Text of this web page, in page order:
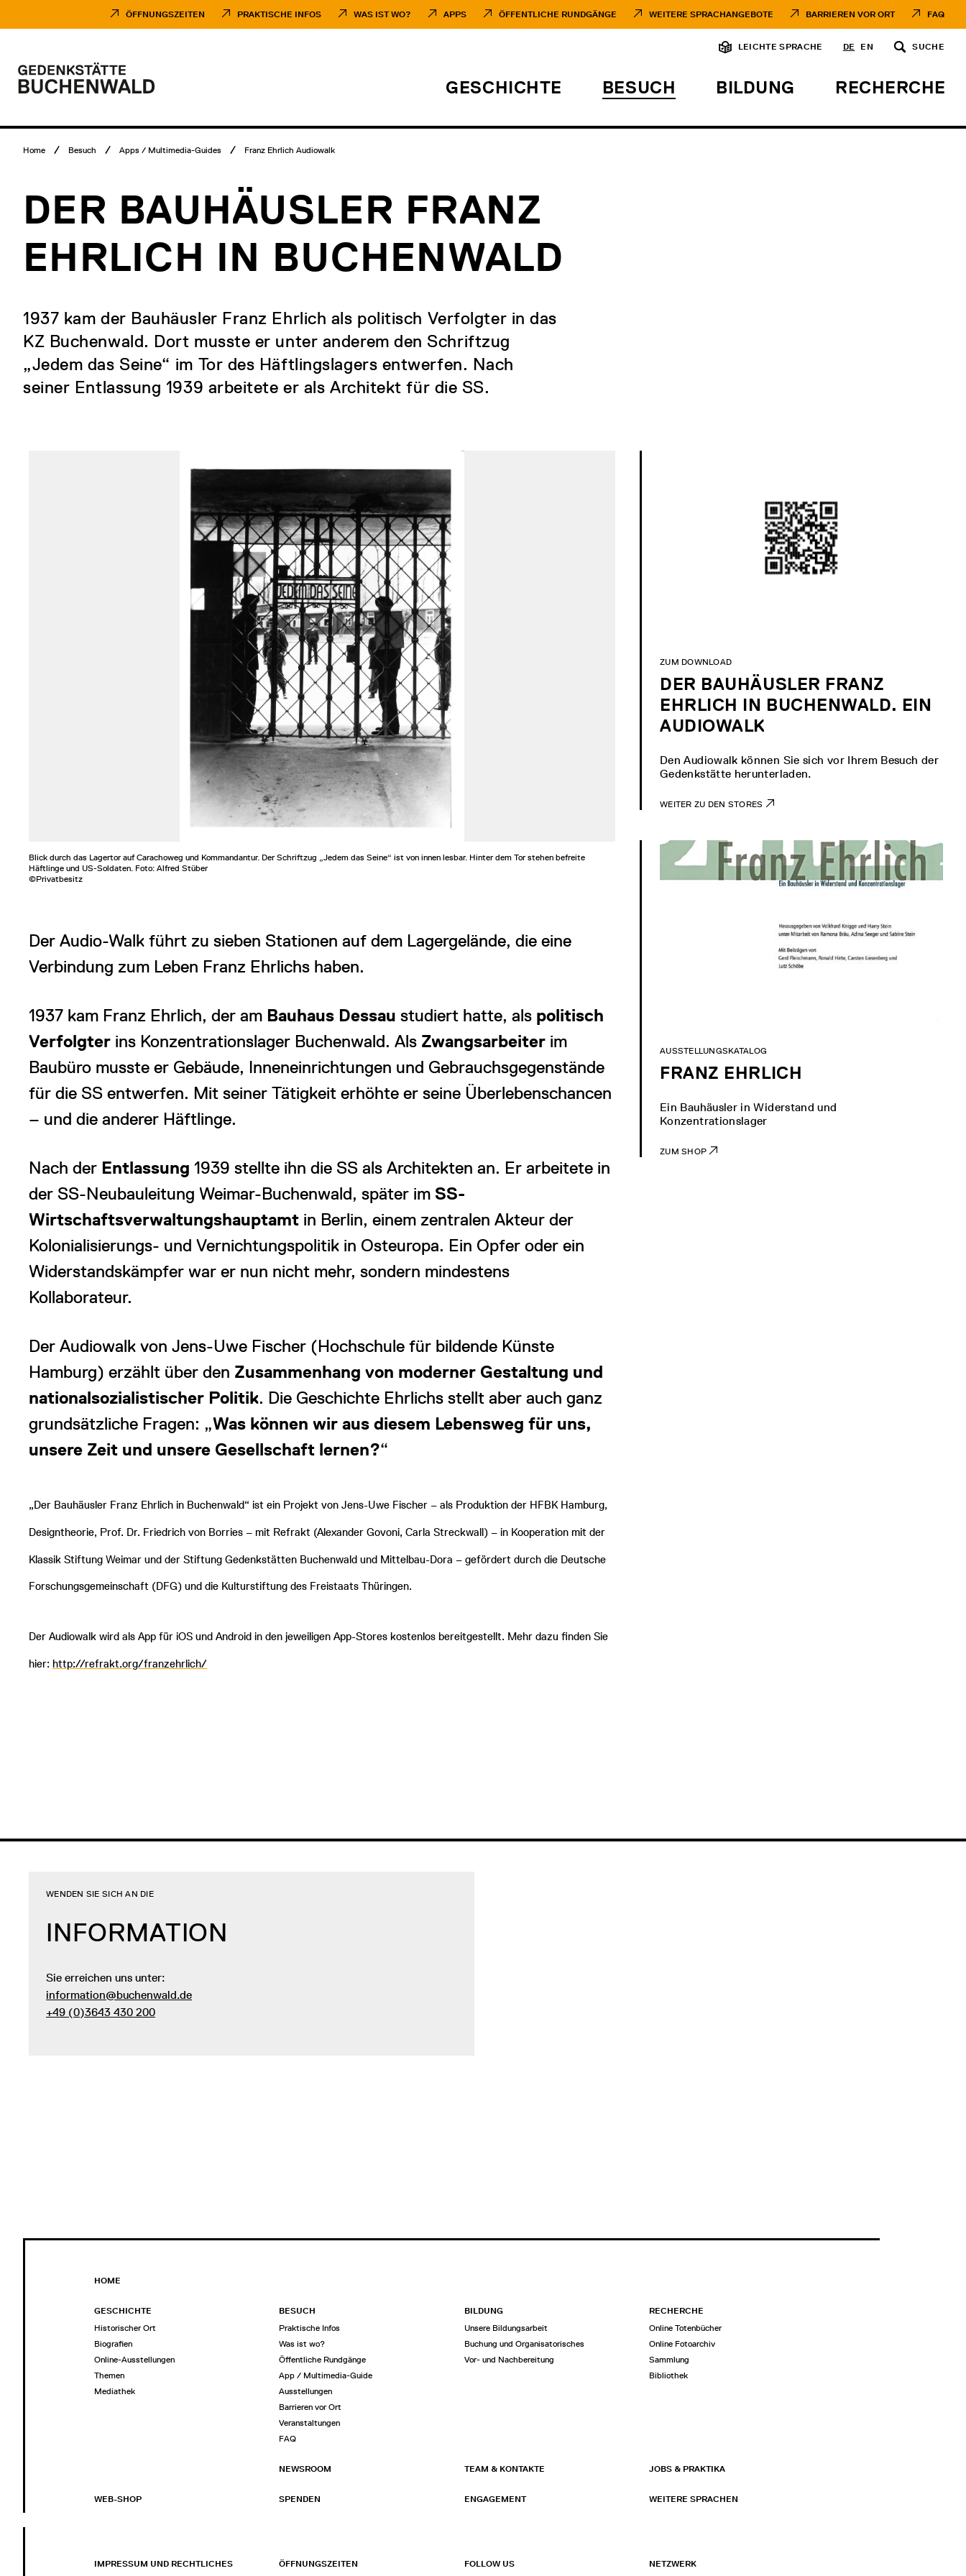
Inhalt
ÖFFNUNGSZEITEN PRAKTISCHE INFOS WAS IST WO? APPS ÖFFENTLICHE RUNDGÄNGE WEITERE SPRACHANGEBOTE BARRIEREN VOR ORT FAQ
Hauptmenü
LEICHTE SPRACHE DE EN SUCHE
Logo
Gedenkstätte
GESCHICHTE BESUCH BILDUNG RECHERCHE
Breadcrumb
Home Besuch Apps / Multimedia-Guides Franz Ehrlich Audiowalk
DER BAUHÄUSLER FRANZ
EHRLICH IN BUCHENWALD
1937 kam der Bauhäusler Franz Ehrlich als politisch Verfolgter in das
KZ Buchenwald. Dort musste er unter anderem den Schriftzug
„Jedem das Seine“ im Tor des Häftlingslagers entwerfen. Nach
seiner Entlassung 1939 arbeitete er als Architekt für die SS.
Blick durch das Lagertor auf Carachoweg und Kommandantur. Der Schriftzug „Jedem das Seine“ ist von innen lesbar. Hinter dem Tor stehen befreite
Häftlinge und US-Soldaten. Foto: Alfred Stüber
©Privatbesitz
Der Audio-Walk führt zu sieben Stationen auf dem Lagergelände, die eine
Verbindung zum Leben Franz Ehrlichs haben.
1937 kam Franz Ehrlich, der am Bauhaus Dessau studiert hatte, als politisch
Verfolgter ins Konzentrationslager Buchenwald. Als Zwangsarbeiter im
Baubüro musste er Gebäude, Inneneinrichtungen und Gebrauchsgegenstände
für die SS entwerfen. Mit seiner Tätigkeit erhöhte er seine Überlebenschancen
– und die anderer Häftlinge.
Nach der Entlassung 1939 stellte ihn die SS als Architekten an. Er arbeitete in
der SS-Neubauleitung Weimar-Buchenwald, später im SS-
Wirtschaftsverwaltungshauptamt in Berlin, einem zentralen Akteur der
Kolonialisierungs- und Vernichtungspolitik in Osteuropa. Ein Opfer oder ein
Widerstandskämpfer war er nun nicht mehr, sondern mindestens
Kollaborateur.
Der Audiowalk von Jens-Uwe Fischer (Hochschule für bildende Künste
Hamburg) erzählt über den Zusammenhang von moderner Gestaltung und
nationalsozialistischer Politik. Die Geschichte Ehrlichs stellt aber auch ganz
grundsätzliche Fragen: „Was können wir aus diesem Lebensweg für uns,
unsere Zeit und unsere Gesellschaft lernen?“
„Der Bauhäusler Franz Ehrlich in Buchenwald“ ist ein Projekt von Jens-Uwe Fischer – als Produktion der HFBK Hamburg,
Designtheorie, Prof. Dr. Friedrich von Borries – mit Refrakt (Alexander Govoni, Carla Streckwall) – in Kooperation mit der
Klassik Stiftung Weimar und der Stiftung Gedenkstätten Buchenwald und Mittelbau-Dora – gefördert durch die Deutsche
Forschungsgemeinschaft (DFG) und die Kulturstiftung des Freistaats Thüringen.
Der Audiowalk wird als App für iOS und Android in den jeweiligen App-Stores kostenlos bereitgestellt. Mehr dazu finden Sie
hier: http://refrakt.org/franzehrlich/
DER BAUHÄUSLER FRANZ
EHRLICH IN BUCHENWALD. EIN
AUDIOWALK
ZUM DOWNLOAD
Den Audiowalk können Sie sich vor Ihrem Besuch der
Gedenkstätte herunterladen.
WEITER ZU DEN STORES
FRANZ EHRLICH
AUSSTELLUNGSKATALOG
Ein Bauhäusler in Widerstand und
Konzentrationslager
ZUM SHOP
INFORMATION
WENDEN SIE SICH AN DIE
Sie erreichen uns unter:
information@buchenwald.de
+49 (0)3643 430 200
HOME
GESCHICHTE
Historischer Ort
Biografien
Online-Ausstellungen
Themen
Mediathek
BESUCH
Praktische Infos
Was ist wo?
Öffentliche Rundgänge
App / Multimedia-Guide
Ausstellungen
Barrieren vor Ort
Veranstaltungen
FAQ
BILDUNG
Unsere Bildungsarbeit
Buchung und Organisatorisches
Vor- und Nachbereitung
RECHERCHE
Online Totenbücher
Online Fotoarchiv
Sammlung
Bibliothek
NEWSROOM TEAM & KONTAKTE JOBS & PRAKTIKA
WEB-SHOP SPENDEN ENGAGEMENT WEITERE SPRACHEN
IMPRESSUM UND RECHTLICHES
ÖFFNUNGSZEITEN
FOLLOW US
NETZWERK